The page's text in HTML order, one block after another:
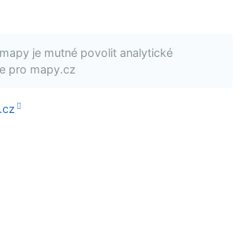
je mutné povolit analytické
pro mapy.cz